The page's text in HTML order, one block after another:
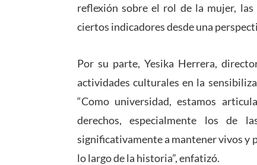
reflexión sobre el rol de la mujer,
ciertos indicadores desde una
Por su parte, Yesika Herrera,
actividades culturales en la
“Como universidad, estamos
derechos, especialmente los de
significativamente a mantener vivos y
lo largo de la historia”, enfatizó.